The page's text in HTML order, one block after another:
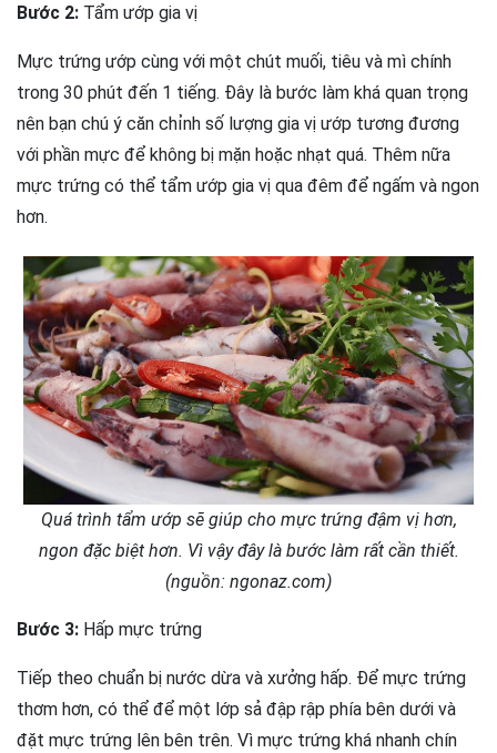
Bước 2: Tẩm ướp gia vị
Mực trứng ướp cùng với một chút muối, tiêu và mì chính
trong 30 phút đến 1 tiếng. Đây là bước làm khá quan trọng
nên bạn chú ý căn chỉnh số lượng gia vị ướp tương đương
với phần mực để không bị mặn hoặc nhạt quá. Thêm nữa
mực trứng có thể tẩm ướp gia vị qua đêm để ngấm và ngon
hơn.
Quá trình tẩm ướp sẽ giúp cho mực trứng đậm vị hơn,
ngon đặc biệt hơn. Vì vậy đây là bước làm rất cần thiết.
(nguồn: ngonaz.com)
Bước 3: Hấp mực trứng
Tiếp theo chuẩn bị nước dừa và xưởng hấp. Để mực trứng
thơm hơn, có thể để một lớp sả đập rập phía bên dưới và
đặt mực trứng lên bên trên. Vì mực trứng khá nhanh chín